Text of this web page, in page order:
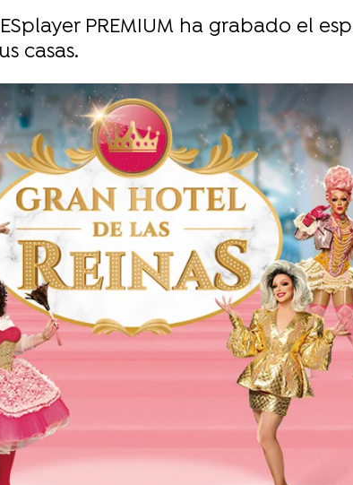
PREMIUM ha grabado el
casas.
FacebookTwitterFlipboard
del programa original